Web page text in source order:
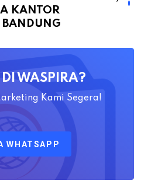
KANTOR
BANDUNG
WASPIRA?
Kami Segera!
WHATSAPP